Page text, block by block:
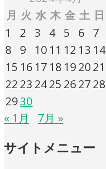
月 火 水 木 金 土 日
1
2 3 4 5 6
7
8
9 10 11 12 13 14
15 16 17 18 192021
22 23 2425 262728
2930
« 1月
7月 »
サイトメニュー